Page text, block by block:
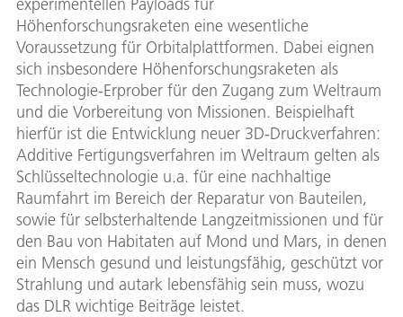
Höhenforschungsraketen eine wesentliche
Voraussetzung für Orbitalplattformen. Dabei eignen
sich insbesondere Höhenforschungsraketen als
Technologie-Erprober für den Zugang zum Weltraum
und die Vorbereitung von Missionen. Beispielhaft
hierfür ist die Entwicklung neuer 3D-Druckverfahren:
Additive Fertigungsverfahren im Weltraum gelten als
Schlüsseltechnologie u.a. für eine nachhaltige
Raumfahrt im Bereich der Reparatur von Bauteilen,
sowie für selbsterhaltende Langzeitmissionen und für
den Bau von Habitaten auf Mond und Mars, in denen
ein Mensch gesund und leistungsfähig, geschützt vor
Strahlung und autark lebensfähig sein muss, wozu
das DLR wichtige Beiträge leistet.